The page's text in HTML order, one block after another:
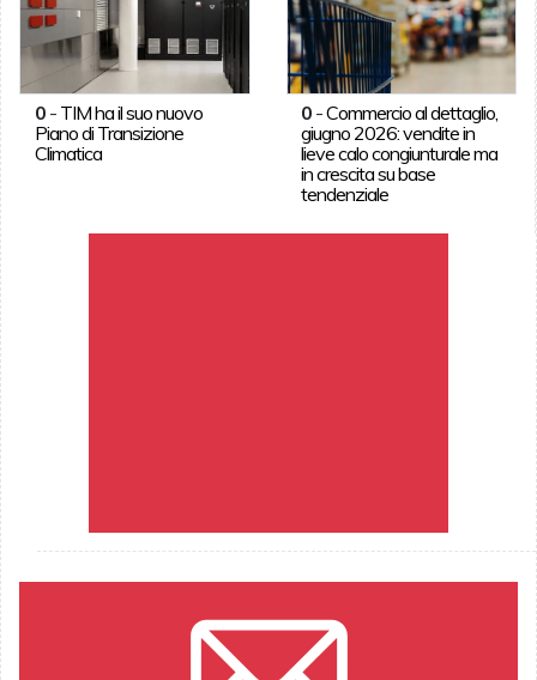
0- TIM ha il suo nuovo
Piano di Transizione
Climatica
0 -Commercio al dettaglio,
giugno 2026: vendite in
lieve calo congiunturale ma
in crescita su base
tendenziale